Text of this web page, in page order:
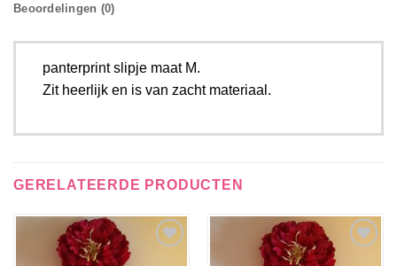
Beoordelingen (0)
panterprint slipje maat M.
Zit heerlijk en is van zacht materiaal.
GERELATEERDE PRODUCTEN